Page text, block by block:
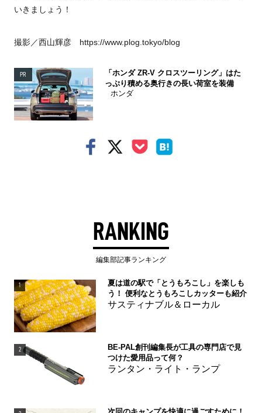
いきましょう！
撮影／西山輝彦 https://www.plog.tokyo/blog
PR
「ホンダ ZR-V クロスツーリング」はた
っぷり積める奥行きの長い荷室を装備
ホンダ
RANKING
編集部記事ランキング
1
夏は道の駅で「とうもろこし」を楽しも
う！ 便利なとうもろこしカッターも紹介
サスティナブル＆ローカル
2
BE-PAL創刊編集長が工具の専門店で見
つけた愛用品って何？
ランタン・ライト・ランプ